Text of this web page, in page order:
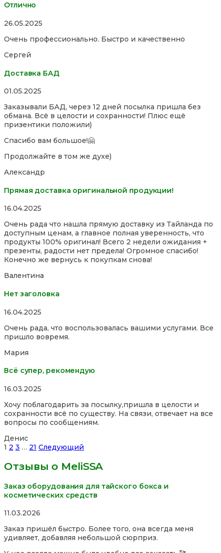
Отлично
Rated
out
5
26.05.2025
Очень профессионально. Быстро и качественно
Сергей
Доставка БАД
Rated
out
of
5
01.05.2025
Заказывали БАД, через 12 дней посылка пришла без
обмана. Всё в целости и сохранности! Плюс ещё
призентики положили)
Спасибо вам большое!🤗
Продолжайте в том же духе)
Александр
Прямая доставка оригинальной продукции!
Rated
out
of
5
16.04.2025
Очень рада что нашла прямую доставку из Тайланда по
доступным ценам, а главное полная уверенность, что
продукты 100% оригинал! Всего 2 недели ожидания +
презенты, радости нет предела! Огромное спасибо!
Конечно же вернусь к покупкам снова!
Валентина
Нет заголовка
Rated
out
of
16.04.2025
Очень рада, что воспользовалась вашими услугами. Все
пришло вовремя.
Мария
Всё супер, рекомендую
Rated
out
of
5
16.03.2025
Хочу поблагодарить за посылку,пришла в целости и
сохранности всё по существу. На связи, отвечает на все
вопросы по сообщениям.
Денис
Site
Reviews
навигация
Страница
1 Страница
2 Страница
3 … Страница
21 Следующий
Отзывы о MeliSSA
Заказ оборудования для тайского бокса и
косметических средств
Rated
out
of
11.03.2026
Заказ пришёл быстро. Более того, она всегда меня
удивляет, добавляя небольшой сюрприз.